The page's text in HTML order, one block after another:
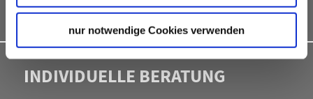
nur notwendige Cookies verwenden
Kongressbewerbungen
INDIVIDUELLE BERATUNG